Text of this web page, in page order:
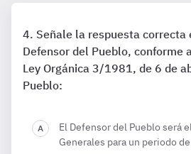
Señale la respuesta correcta
Defensor del Pueblo, conforme
Ley Orgánica 3/1981, de 6 de
Pueblo:
El Defensor del Pueblo será
Generales para un periodo